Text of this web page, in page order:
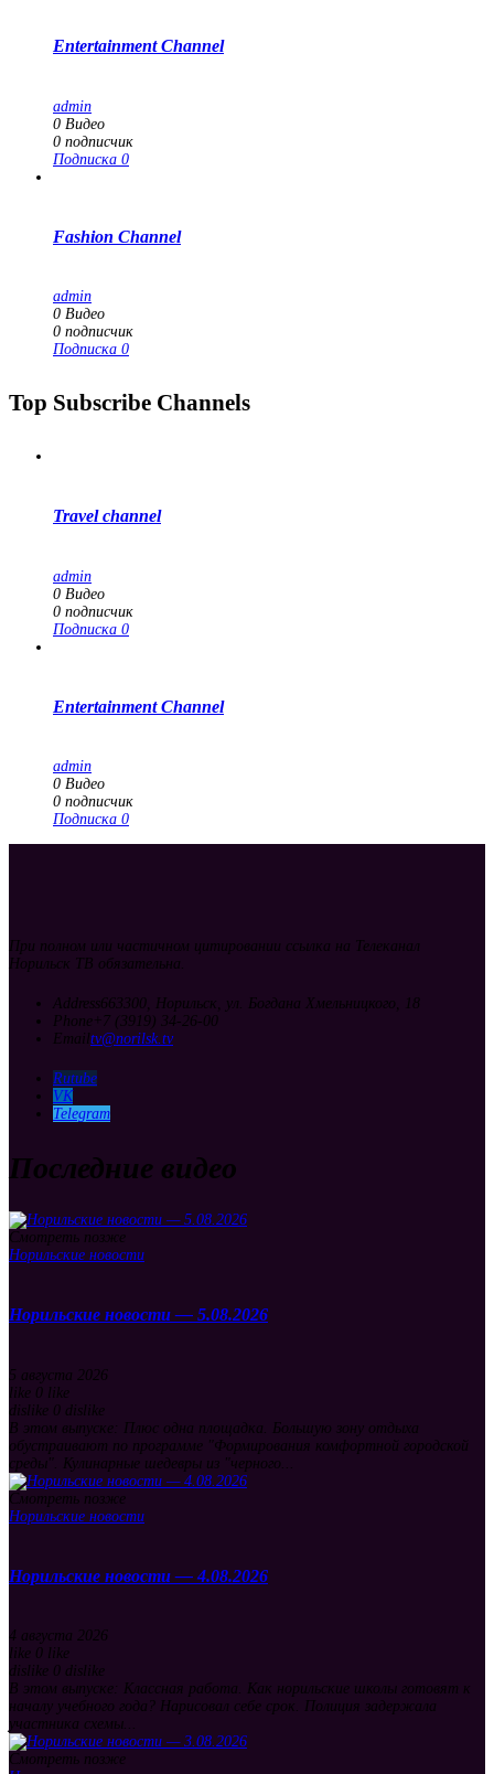
Entertainment Channel
admin
0 Видео
0 подписчик
Подписка 0
Fashion Channel
admin
0 Видео
0 подписчик
Подписка 0
Top Subscribe Channels
Travel channel
admin
0 Видео
0 подписчик
Подписка 0
Entertainment Channel
admin
0 Видео
0 подписчик
Подписка 0
При полном или частичном цитировании ссылка на Телеканал
Норильск ТВ обязательна.
Address663300, Норильск, ул. Богдана Хмельницкого, 18
Phone +7 (3919) 34-26-00
Emailtv@norilsk.tv
Rutube
VK
Telegram
Последние видео
Смотреть позже
Норильские новости
Норильские новости — 5.08.2026
5 августа 2026
like 0 like
dislike 0 dislike
В этом выпуске: Плюс одна площадка. Большую зону отдыха
обустраивают по программе "Формирования комфортной городской
среды". Кулинарные шедевры из "черного...
Смотреть позже
Норильские новости
Норильские новости — 4.08.2026
4 августа 2026
like 0 like
dislike 0 dislike
В этом выпуске: Классная работа. Как норильские школы готовят к
началу учебного года? Нарисовал себе срок. Полиция задержала
участника схемы...
Смотреть позже